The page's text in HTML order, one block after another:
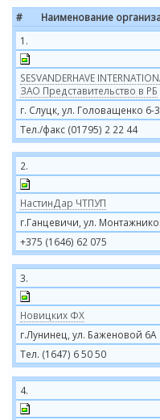
# Наименование
1.
SESVANDERHAVE
ЗАО Представительство в РБ
г. Слуцк, ул. Головащенко 6-
Тел./факс (01795) 2 22 44
2.
НастинДар ЧТПУП
г.Ганцевичи, ул.
+375 (1646) 62 075
3.
Новицких ФХ
г.Лунинец, ул. Баженовой 6А
Тел. (1647) 6 50 50
4.